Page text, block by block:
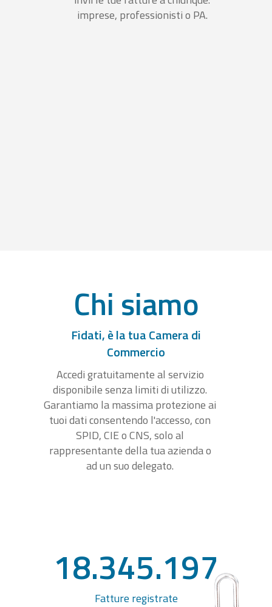
imprese, professionisti o PA.
Chi siamo
Fidati, è la tua Camera di
Commercio
Accedi gratuitamente al servizio
disponibile senza limiti di utilizzo.
Garantiamo la massima protezione ai
tuoi dati consentendo l'accesso, con
SPID, CIE o CNS, solo al
rappresentante della tua azienda o
ad un suo delegato.
18.345.197
Fatture registrate